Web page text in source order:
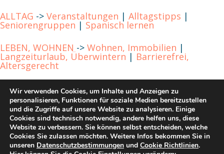
ALLTAG -> Veranstaltungen | Alltagstipps |
Seniorengruppen | Spanisch lernen
LEBEN, WOHNEN -> Wohnen, Immobilien |
Langzeiturlaub, Überwintern | Barrierefrei,
Altersgerecht
REGIONEN->Mallorca|Kanarische Inseln
Blanca|Costa del Sol|Andalusien
KONTAKT->Impressum|Datenschutz|Cookie
Richtlinien
BLOG
Wir verwenden Cookies, um Inhalte und Anzeigen zu
personalisieren, Funktionen für soziale Medien bereitzustellen
und die Zugriffe auf unsere Website zu analysieren. Einige
Cookies sind technisch notwendig, andere helfen uns, diese
Website zu verbessern. Sie können selbst entscheiden, welche
Cookies Sie zulassen möchten. Weitere Infos bekommen Sie in
unseren Datenschutzbestimmungen und Cookie Richtlinien.